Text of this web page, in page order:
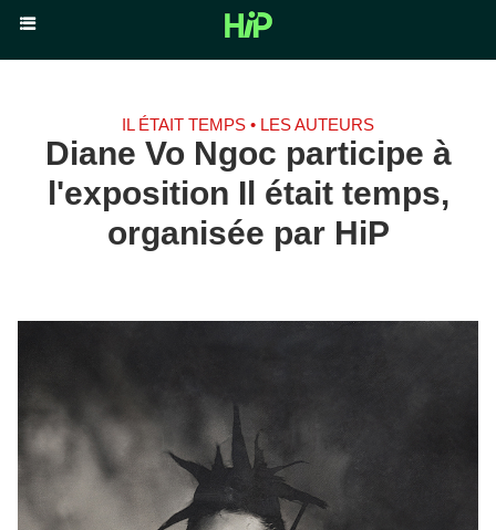
IL ÉTAIT TEMPS • LES AUTEURS
Diane Vo Ngoc participe à
l'exposition Il était temps,
organisée par HiP